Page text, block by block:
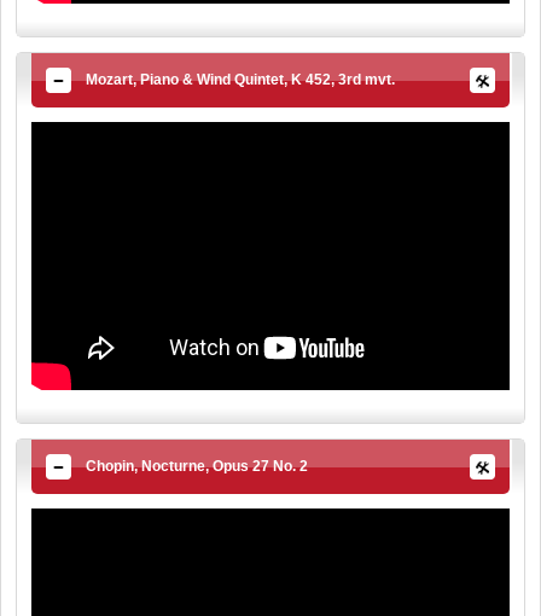
Mozart, Piano & Wind Quintet, K 452, 3rd mvt.
Chopin, Nocturne, Opus 27 No. 2